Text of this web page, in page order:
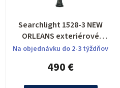
Searchlight 1528-3 NEW
ORLEANS exteriérové
svietidlo
Na objednávku do 2-3 týždňov
490 €